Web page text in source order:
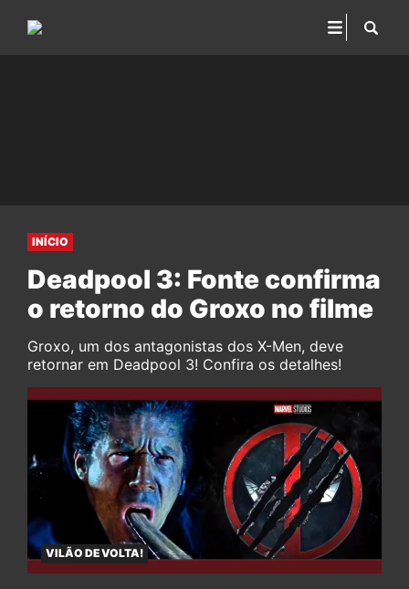
INÍCIO
Deadpool 3: Fonte confirma
o retorno do Groxo no filme
Groxo, um dos antagonistas dos X-Men, deve
retornar em Deadpool 3! Confira os detalhes!
VILÃO DE VOLTA!